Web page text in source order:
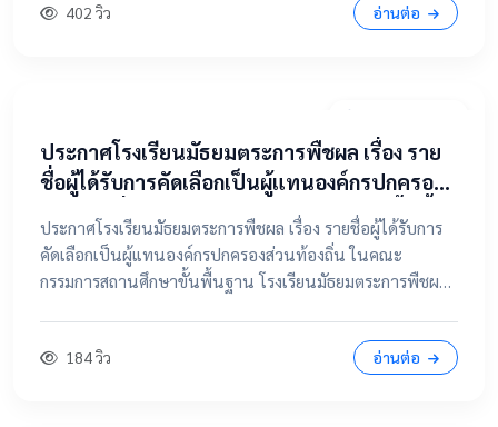
402 วิว อ่านต่อ
ประกาศโรงเรียนมัธยมตระการพืชผล เรื่อง ราย
ชื่อผู้ได้รับการคัดเลือกเป็นผู้แทนองค์กรปกครอง
ส่วนท้องถิ่น ในคณะกรรมการสถานศึกษาขั้นพื้น
ฐาน
ประกาศโรงเรียนมัธยมตระการพืชผล เรื่อง รายชื่อผู้ได้รับการ
คัดเลือกเป็นผู้แทนองค์กรปกครองส่วนท้องถิ่น ในคณะ
กรรมการสถานศึกษาขั้นพื้นฐาน โรงเรียนมัธยมตระการพืชผล
184 วิว อ่านต่อ